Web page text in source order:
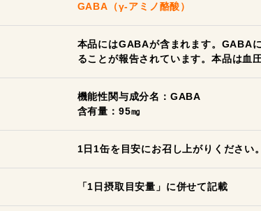
GABA（γ-アミノ酪酸）
本品にはGABAが含まれます。GABA
ることが報告されています。本品は血
機能性関与成分名：GABA
含有量：95㎎
1日1缶を目安にお召し上がりください。
「1日摂取目安量」に併せて記載